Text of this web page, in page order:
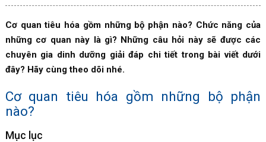
Cơ quan tiêu hóa gồm những bộ phận nào? Chức năng của
những cơ quan này là gì? Những câu hỏi này sẽ được các
chuyên gia dinh dưỡng giải đáp chi tiết trong bài viết dưới
đây? Hãy cùng theo dõi nhé.
Cơ quan tiêu hóa gồm những bộ phận
nào?
Mục lục